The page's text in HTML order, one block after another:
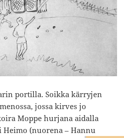
portilla. Soikka kärryjen
jossa kirves jo
Moppe hurjana aidalla
(nuorena – Hannu